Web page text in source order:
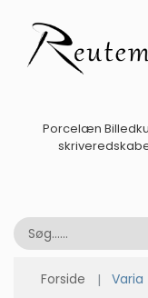
Porcelæn
Forside Varia